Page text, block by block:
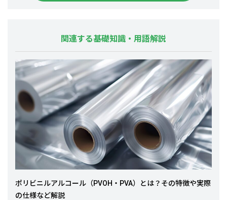
関連する基礎知識・用語解説
ポリビニルアルコール（PVOH・PVA）とは？その特徴や実際
の仕様など解説